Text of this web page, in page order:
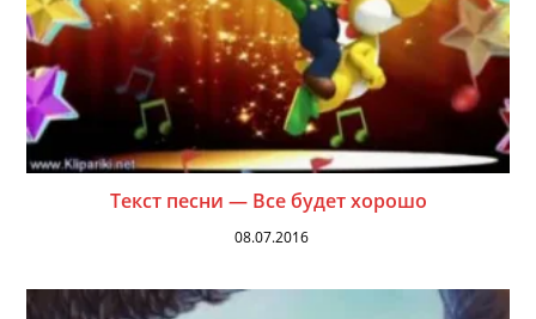
Текст песни — Все будет хорошо
08.07.2016